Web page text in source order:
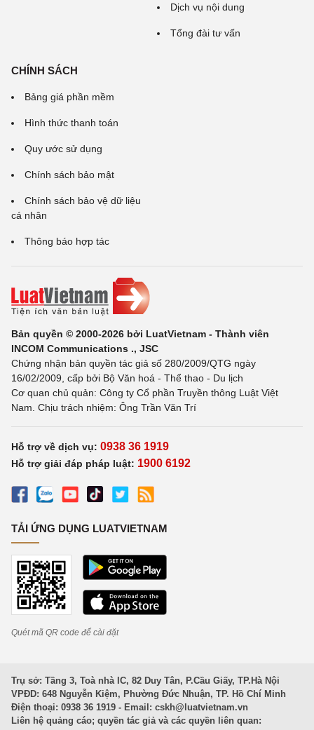
Dịch vụ nội dung
Tổng đài tư vấn
CHÍNH SÁCH
Bảng giá phần mềm
Hình thức thanh toán
Quy ước sử dụng
Chính sách bảo mật
Chính sách bảo vệ dữ liệu
cá nhân
Thông báo hợp tác
Bản quyền © 2000-2026 bởi LuatVietnam - Thành viên
INCOM Communications ., JSC
Chứng nhận bản quyền tác giả số 280/2009/QTG ngày
16/02/2009, cấp bởi Bộ Văn hoá - Thể thao - Du lịch
Cơ quan chủ quản: Công ty Cổ phần Truyền thông Luật Việt
Nam. Chịu trách nhiệm: Ông Trần Văn Trí
Hỗ trợ về dịch vụ: 0938 36 1919
Hỗ trợ giải đáp pháp luật: 1900 6192
TẢI ỨNG DỤNG LUATVIETNAM
Quét mã QR code để cài đặt
Trụ sở: Tầng 3, Toà nhà IC, 82 Duy Tân, P.Cầu Giấy, TP.Hà Nội
VPĐD: 648 Nguyễn Kiệm, Phường Đức Nhuận, TP. Hồ Chí Minh
Điện thoại: 0938 36 1919 - Email: cskh@luatvietnam.vn
Liên hệ quảng cáo; quyền tác giả và các quyền liên quan: